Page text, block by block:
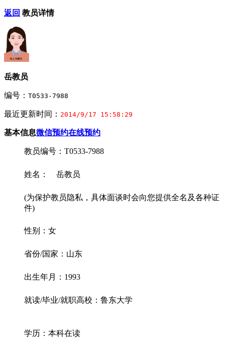
返回 教员详情
岳教员
编号： T0533-7988
最近更新时间： 2014/9/17 15:58:29
基本信息微信预约在线预约
教员编号：T0533-7988
姓名： 岳教员
(为保护教员隐私，具体面谈时会向您提供全名及各种证
件)
性别：女
省份/国家：山东
出生年月：1993
就读/毕业/就职高校：鲁东大学
学历：本科在读